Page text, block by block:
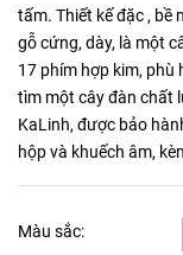
tấm. Thiết kế đặc , bề
gỗ cứng, dày, là một
17 phím hợp kim, phù
tìm một cây đàn chất
KaLinh, được bảo
hộp và khuếch âm,
Màu sắc: